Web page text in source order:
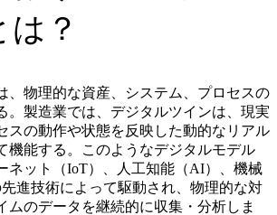
？
、物理的な資産、システム、プロセスの
。製造業では、デジタルツインは、現実
スの動作や状態を反映した動的なリアル
機能する。このようなデジタルモデル
ネット（IoT）、人工知能（AI）、機械
進技術によって駆動され、物理的な対
ムのデータを継続的に収集・分析しま